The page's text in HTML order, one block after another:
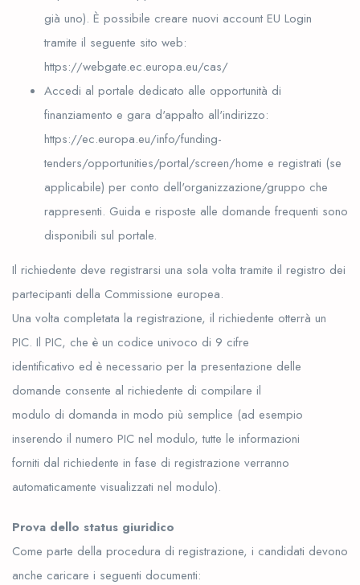
già uno). È possibile creare nuovi account EU Login
tramite il seguente sito web:
https://webgate.ec.europa.eu/cas/
Accedi al portale dedicato alle opportunità di
finanziamento e gara d'appalto all'indirizzo:
https://ec.europa.eu/info/funding-
tenders/opportunities/portal/screen/home e registrati (se
applicabile) per conto dell'organizzazione/gruppo che
rappresenti. Guida e risposte alle domande frequenti sono
disponibili sul portale.
Il richiedente deve registrarsi una sola volta tramite il registro dei
partecipanti della Commissione europea.
Una volta completata la registrazione, il richiedente otterrà un
PIC. Il PIC, che è un codice univoco di 9 cifre
identificativo ed è necessario per la presentazione delle
domande consente al richiedente di compilare il
modulo di domanda in modo più semplice (ad esempio
inserendo il numero PIC nel modulo, tutte le informazioni
forniti dal richiedente in fase di registrazione verranno
automaticamente visualizzati nel modulo).
Prova dello status giuridico
Come parte della procedura di registrazione, i candidati devono
anche caricare i seguenti documenti: